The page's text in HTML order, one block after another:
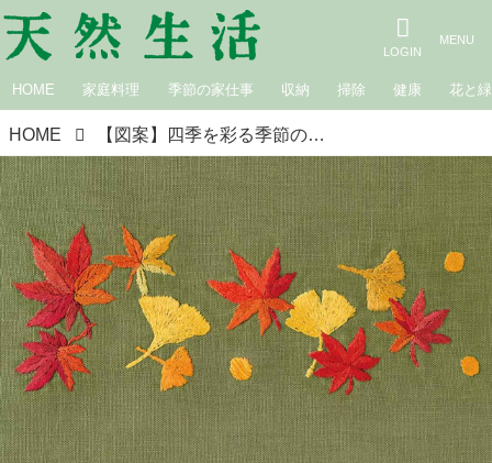
HOME 家庭料理 季節の家仕事 収納 掃除 健康 花と緑
HOME 【図案】四季を彩る季節の花「紅葉」の刺しゅう・実物大図案｜手芸作家・庄司裕子さん『天然生活』2025年11月号“目次の刺しゅう”